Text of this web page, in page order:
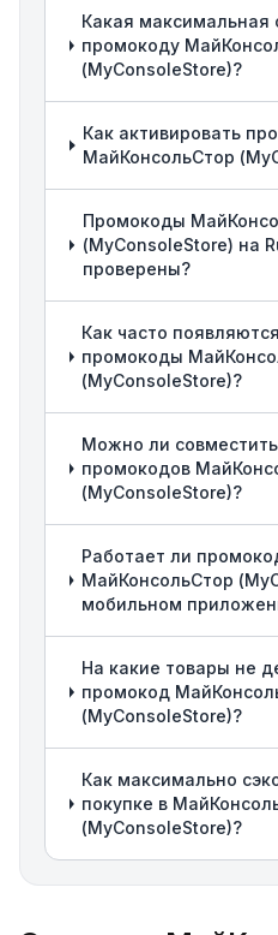
Какая максимальная
промокоду
(MyConsoleStore)?
Как активировать
МайКонсольСтор
Промокоды
(MyConsoleStore) на
проверены?
Как часто
промокоды
(MyConsoleStore)?
Можно ли
промокодов
(MyConsoleStore)?
Работает ли
МайКонсольСтор
мобильном
На какие товары не
промокод
(MyConsoleStore)?
Как максимально
покупке в
(MyConsoleStore)?